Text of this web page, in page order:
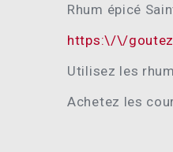
Rhum épicé
https:\/\/
Utilisez les
Achetez les